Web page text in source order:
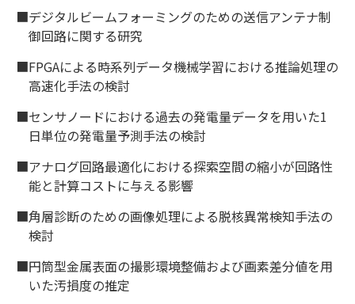
■デジタルビームフォーミングのための送信アンテナ制
御回路に関する研究
■FPGAによる時系列データ機械学習における推論処理の
高速化手法の検討
■センサノードにおける過去の発電量データを用いた1
日単位の発電量予測手法の検討
■アナログ回路最適化における探索空間の縮小が回路性
能と計算コストに与える影響
■角層診断のための画像処理による脱核異常検知手法の
検討
■円筒型金属表面の撮影環境整備および画素差分値を用
いた汚損度の推定